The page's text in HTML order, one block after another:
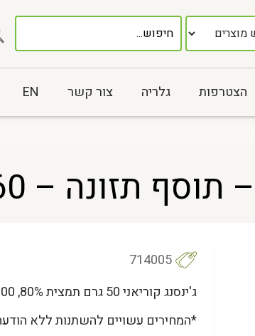
הצטרפות גלריה צור קשר EN
תזונה – 60 כמוסות
714005
ג'ינסנג קוריאני 50 גרם תמצית 80%, 200 מ"ג שורש ג'ינסנג קוריאני, 250 מ"ג רוזמרין
*המחירים עשויים להשתנות ללא